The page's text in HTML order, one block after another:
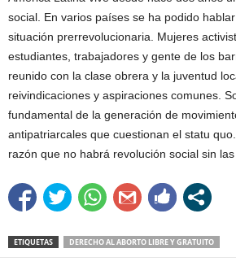
social. En varios países se ha podido
situación prerrevolucionaria. Mujeres
estudiantes, trabajadores y gente de los
reunido con la clase obrera y la juventud
reivindicaciones y aspiraciones comunes.
fundamental de la generación de
antipatriarcales que cuestionan el statu
razón que no habrá revolución social sin las
ETIQUETAS DERECHO AL ABORTO LIBRE Y GRATUITO